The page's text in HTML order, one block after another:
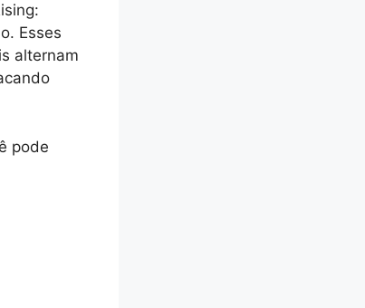
Esses
alternam
pode